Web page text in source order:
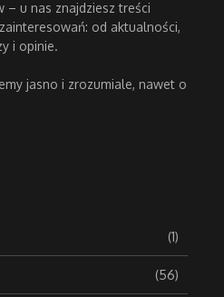
– u nas znajdziesz treści
od aktualności,
i opinie.
jasno i zrozumiale, nawet o
(1)
(56)